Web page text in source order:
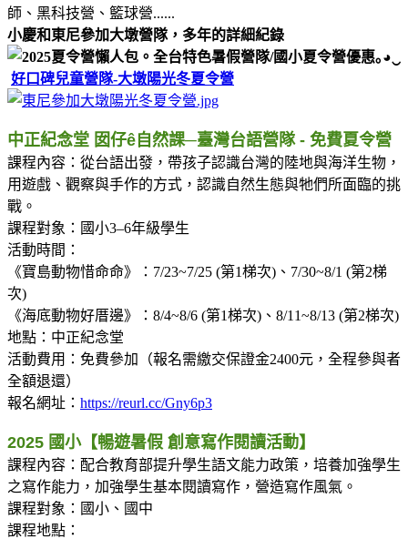
師、黑科技營、籃球營......
小慶和東尼參加大墩營隊，多年的詳細紀錄
好口碑兒童營隊-大墩陽光冬夏令營
中正紀念堂 囡仔ê自然課─臺灣台語營隊 - 免費夏令營
課程內容：從台語出發，帶孩子認識台灣的陸地與海洋生物，
用遊戲、觀察與手作的方式，認識自然生態與牠們所面臨的挑
戰。
課程對象：國小3–6年級學生
活動時間：
《寶島動物惜命命》：7/23~7/25 (第1梯次)、7/30~8/1 (第2梯
次)
《海底動物好厝邊》：8/4~8/6 (第1梯次)、8/11~8/13 (第2梯次)
地點：中正紀念堂
活動費用：免費參加（報名需繳交保證金2400元，全程參與者
全額退還）
報名網址： https://reurl.cc/Gny6p3
2025 國小【暢遊暑假 創意寫作閱讀活動】
課程內容：配合教育部提升學生語文能力政策，培養加強學生
之寫作能力，加強學生基本閱讀寫作，營造寫作風氣。
課程對象：國小、國中
課程地點：